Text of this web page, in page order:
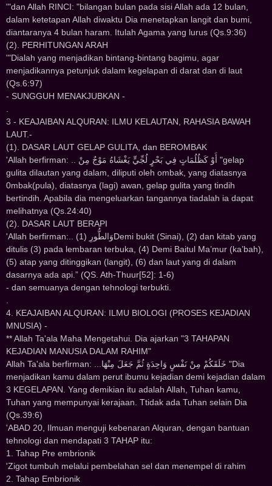
'"dan Allah RINCI: "bilangan bulan pada sisi Allah ada 12 bulan,
dalam ketetapan Allah diwaktu Dia menetapkan langit dan bumi,
diantaranya 4 bulan haram. Itulah Agama yang lurus (Qs.9:36)
(2). PERHITUNGAN ARAH
'"Dialah yang menjadikan bintang-bintang bagimu, agar
menjadikannya petunjuk dalam kegelapan di darat dan di laut
(Qs.6:97)
- SUNGGUH MENAKJUBKAN -
.
3 - KEAJAIBAN ALQURAN: ILMU KELAUTAN, RAHASIA BAWAH
LAUT.-
(1). DASAR LAUT GELAP GULITA, dan BEROMBAK
'Allah berfirman: .. ﺃَﻭْ ﻛَﻈُﻠُﻤَﺎﺕٍ ﻓِﻲ ﺑَﺤْﺮٍ ﻟُﺠِّﻲٍّ ﻳَﻐْﺸَﺎﻩُ ﻣَﻮْﺝٌ ﻣِﻦْ "gelap
gulita dilautan yang dalam, diliputi oleh ombak, yang diatasnya
0mbak(pula), diatasnya (lagi) awan, gelap gulita yang tindih
bertindih. Apabila dia mengeluarkan tangannya tiadalah ia dapat
melihatnya (Qs.24:40)
(2). DASAR LAUT BERAPI
'Allah berfirman:.. ﻭَﺍﻟﻄُّﻮﺭِ (1)Demi bukit (Sinai), (2) dan kitab yang
ditulis (3) pada lembaran terbuka, (4) Demi Baitul Ma’mur (ka’bah),
(5) atap yang ditinggikan (langit), (6) dan laut yang di dalam
dasarnya ada api.” (QS. Ath-Thuur[52]: 1-6)
- dan semuanya dengan tehnologi terbukti.
.
4. KEAJAIBAN ALQURAN: ILMU BIOLOGI (PROSES KEJADIAN
MNUSIA) -
** Allah Ta'ala Maha Mengetahui. Dia ajarkan "3 TAHAPAN
KEJADIAN MANUSIA DALAM RAHIM"
Allah Ta'ala berfirman: ...ﺧَﻠَﻘَﻜُﻢْ ﻣِﻦْ ﻧَﻔْﺲٍ ﻭَﺍﺣِﺪَﺓٍ ﺛُﻢَّ ﺟَﻌَﻞَ ﻣِﻨْﻬَﺎ "Dia
menjadikan kamu dalam perut ibumu kejadian demi kejadian dalam
3 KEGELAPAN. Yang demikian itu adalah Allah, Tuhan kamu,
Tuhan yang mempunyai kerajaan. Ttidak ada Tuhan selain Dia
(Qs.39:6)
'ABAD 20, Ilmuan menguji kebenaran Alquran, dengan bantuan
tehnologi dan mendapati 3 TAHAP itu:
1. Tahap Pre embrionik
'Zigot tumbuh melalui pembelahan sel dan menempel di rahim
2. Tahap Embrionik